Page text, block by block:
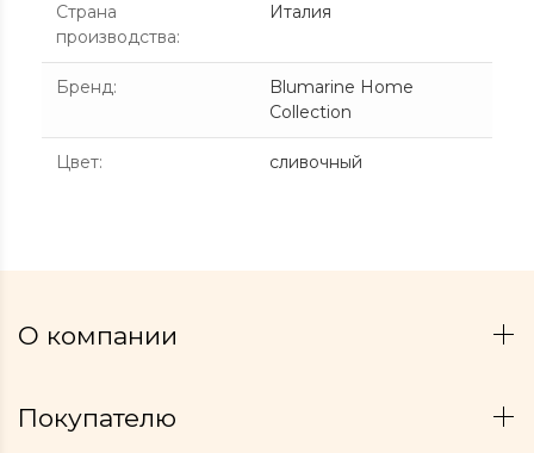
Страна
производства:
Италия
Бренд:
Blumarine Home
Collection
Цвет: сливочный
О компании
Покупателю